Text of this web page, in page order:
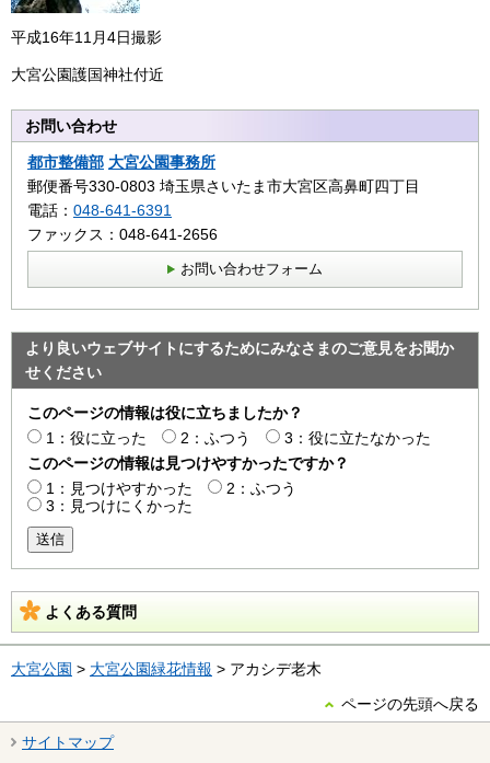
平成16年11月4日撮影
大宮公園護国神社付近
お問い合わせ
都市整備部 大宮公園事務所
郵便番号330-0803 埼玉県さいたま市大宮区高鼻町四丁目
電話： 048-641-6391
ファックス：048-641-2656
お問い合わせフォーム
より良いウェブサイトにするためにみなさまのご意見をお聞か
せください
このページの情報は役に立ちましたか？
1：役に立った
2：ふつう
3：役に立たなかった
このページの情報は見つけやすかったですか？
1：見つけやすかった
2：ふつう
3：見つけにくかった
送信
よくある質問
大宮公園 > 大宮公園緑花情報 > アカシデ老木
ページの先頭へ戻る
サイトマップ